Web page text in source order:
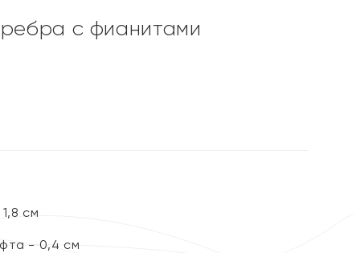
с фианитами
см
- 0,4 см